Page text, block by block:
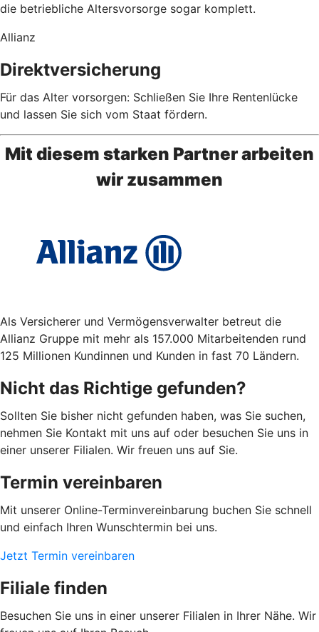
die betriebliche Altersvorsorge sogar komplett.
Allianz
Direktversicherung
Für das Alter vorsorgen: Schließen Sie Ihre Rentenlücke
und lassen Sie sich vom Staat fördern.
Mit diesem starken Partner arbeiten
wir zusammen
Als Versicherer und Vermögensverwalter betreut die
Allianz Gruppe mit mehr als 157.000 Mitarbeitenden rund
125 Millionen Kundinnen und Kunden in fast 70 Ländern.
Nicht das Richtige gefunden?
Sollten Sie bisher nicht gefunden haben, was Sie suchen,
nehmen Sie Kontakt mit uns auf oder besuchen Sie uns in
einer unserer Filialen. Wir freuen uns auf Sie.
Termin vereinbaren
Mit unserer Online-Terminvereinbarung buchen Sie schnell
und einfach Ihren Wunschtermin bei uns.
Jetzt Termin vereinbaren
Filiale finden
Besuchen Sie uns in einer unserer Filialen in Ihrer Nähe. Wir